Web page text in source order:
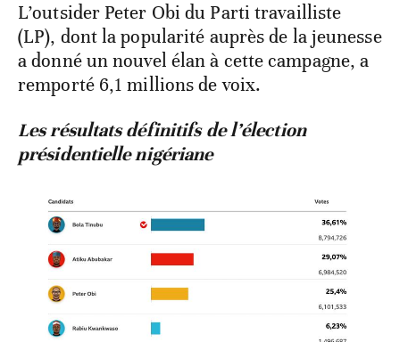
L’outsider Peter Obi du Parti travailliste
(LP), dont la popularité auprès de la jeunesse
a donné un nouvel élan à cette campagne, a
remporté 6,1 millions de voix.
Les résultats définitifs de l’élection
présidentielle nigériane